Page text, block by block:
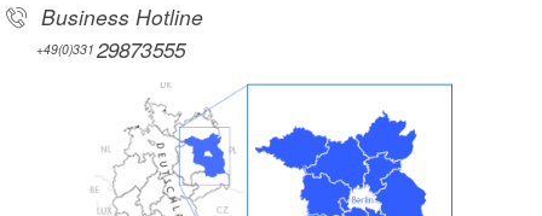
Business Hotline
+49(0)331 29873555